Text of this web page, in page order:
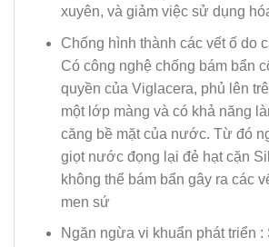
xuyên, và giảm việc sử dụng
Chống hình thành các vết ố do
Có công nghệ chống bám bẩn
quyền của Viglacera, phủ lên
một lớp màng và có khả năng
căng bề mặt của nước. Từ đó
giọt nước đọng lại đẻ hạt cặn
không thể bám bẩn gây ra các
men sứ
Ngăn ngừa vi khuẩn phát triển :